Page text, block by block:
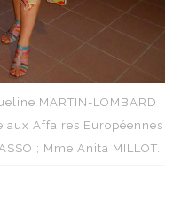
MARTIN-LOMBARD
Affaires Européennes
; Mme Anita MILLOT.